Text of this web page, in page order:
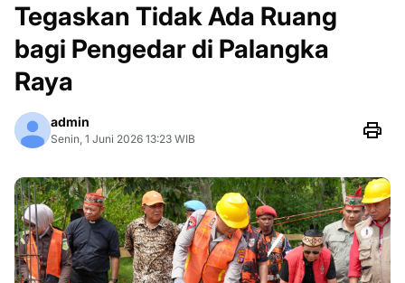
Tegaskan Tidak Ada Ruang
bagi Pengedar di Palangka
Raya
admin
Senin, 1 Juni 2026 13:23 WIB